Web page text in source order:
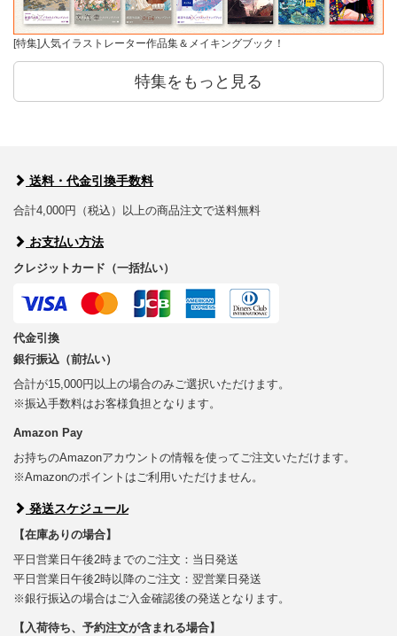
[特集]人気イラストレーター作品集＆メイキングブック！
特集をもっと見る
送料・代金引換手数料
合計4,000円（税込）以上の商品注文で送料無料
お支払い方法
クレジットカード（一括払い）
代金引換
銀行振込（前払い）
合計が15,000円以上の場合のみご選択いただけます。
※振込手数料はお客様負担となります。
Amazon Pay
お持ちのAmazonアカウントの情報を使ってご注文いただけます。
※Amazonのポイントはご利用いただけません。
発送スケジュール
【在庫ありの場合】
平日営業日午後2時までのご注文：当日発送
平日営業日午後2時以降のご注文：翌営業日発送
※銀行振込の場合はご入金確認後の発送となります。
【入荷待ち、予約注文が含まれる場合】